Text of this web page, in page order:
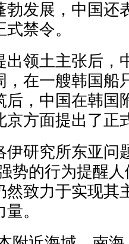
勃发展，中国还
禁令。
出领土主张后，
，在一艘韩国船
后，中国在韩国
京方面提出了正
伊研究所东亚问
势的行为提醒
然致力于实现其
。